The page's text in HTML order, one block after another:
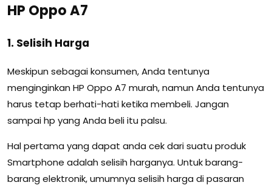
HP Oppo A7
1. Selisih Harga
Meskipun sebagai konsumen, Anda tentunya
menginginkan HP Oppo A7 murah, namun Anda tentunya
harus tetap berhati-hati ketika membeli. Jangan
sampai hp yang Anda beli itu palsu.
Hal pertama yang dapat anda cek dari suatu produk
Smartphone adalah selisih harganya. Untuk barang-
barang elektronik, umumnya selisih harga di pasaran